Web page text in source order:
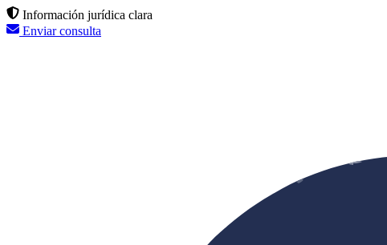
Información jurídica clara
Enviar consulta